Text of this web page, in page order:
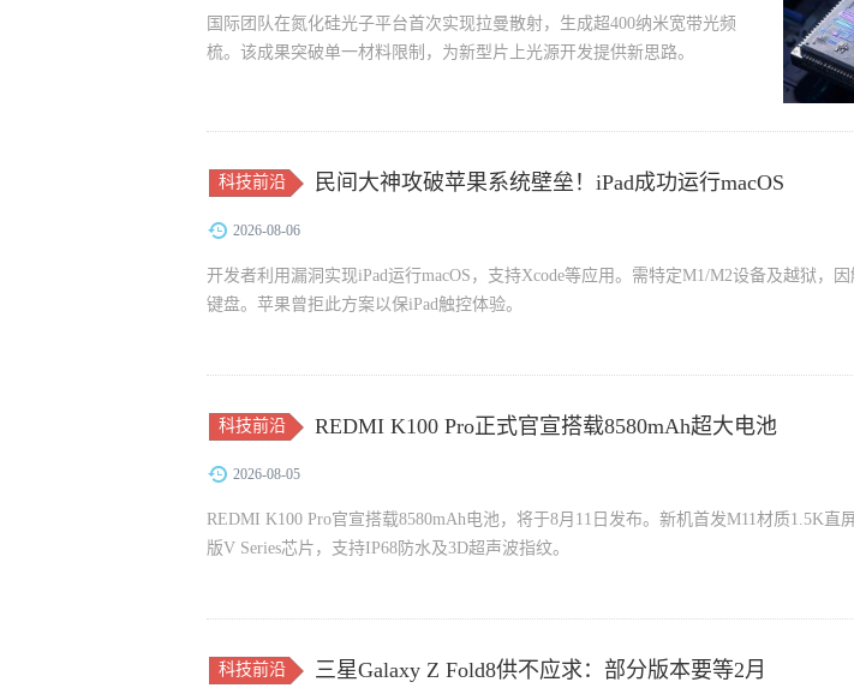
国际团队在氮化硅光子平台首次实现拉曼散射，生成超400纳米宽带光频
梳。该成果突破单一材料限制，为新型片上光源开发提供新思路。
科技前沿 民间大神攻破苹果系统壁垒！iPad成功运行macOS
2026-08-06
开发者利用漏洞实现iPad运行macOS，支持Xcode等应用。需特定M1/M2设备及越狱，
键盘。苹果曾拒此方案以保iPad触控体验。
科技前沿 REDMI K100 Pro正式官宣搭载8580mAh超大电池
2026-08-05
REDMI K100 Pro官宣搭载8580mAh电池，将于8月11日发布。新机首发M11材质1.5K直
版V Series芯片，支持IP68防水及3D超声波指纹。
科技前沿 三星Galaxy Z Fold8供不应求：部分版本要等2月